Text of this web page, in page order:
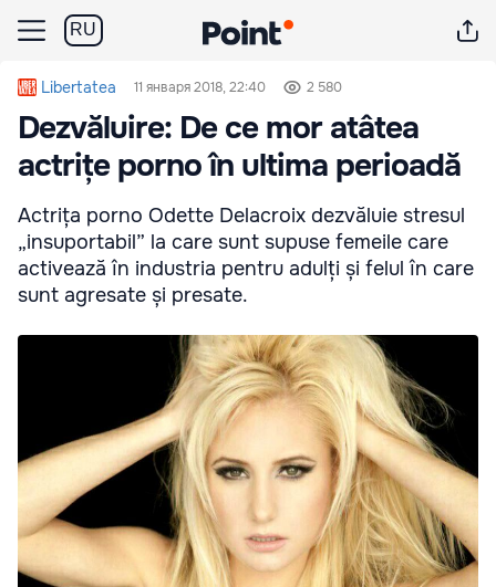
RU
Libertatea 11 января 2018, 22:40 2 580
Dezvăluire: De ce mor atâtea
actrițe porno în ultima perioadă
Actrița porno Odette Delacroix dezvăluie stresul
„insuportabil” la care sunt supuse femeile care
activează în industria pentru adulți și felul în care
sunt agresate și presate.